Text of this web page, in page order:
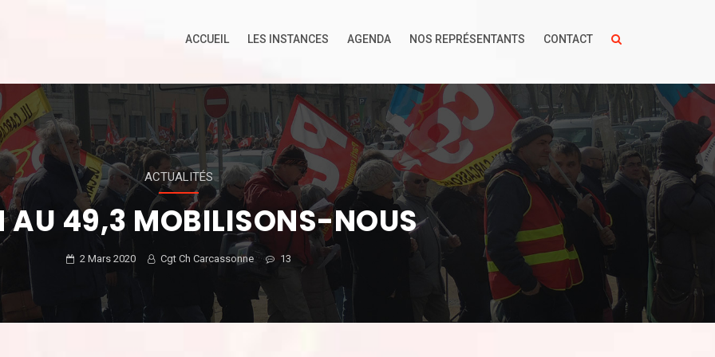
ACCUEIL LES INSTANCES AGENDA NOS REPRÉSENTANTS CONTACT
ACTUALITÉS
AU 49,3 MOBILISONS-NOUS
2 Mars 2020 Cgt Ch Carcassonne 13